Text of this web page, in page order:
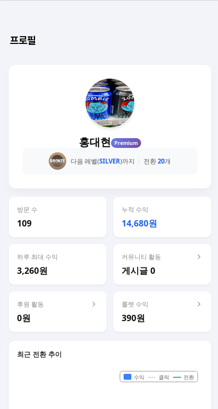
프로필
홍대현 Premium
다음 레벨(SILVER)까지 전환20개
방문 수
109
누적 수익
14,680원
하루 최대 수익
3,260원
커뮤니티 활동
게시글 0
후원 활동
0원
룰렛 수익
390원
최근 전환 추이